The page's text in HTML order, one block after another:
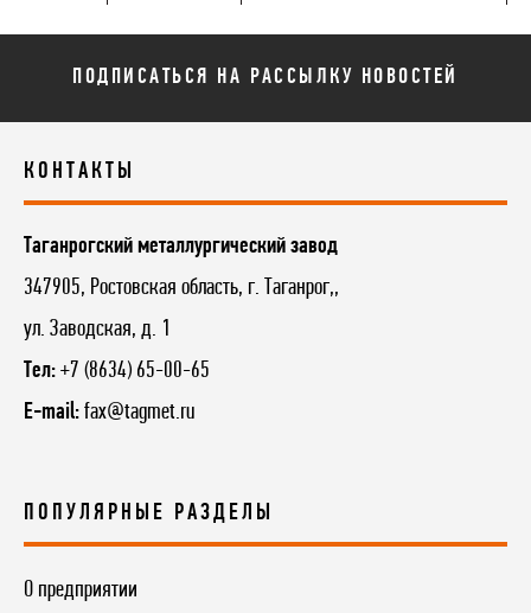
ПОДПИСАТЬСЯ НА РАССЫЛКУ НОВОСТЕЙ
КОНТАКТЫ
Таганрогский металлургический завод
347905, Ростовская область, г. Таганрог,,
ул. Заводская, д. 1
Тел: +7 (8634) 65-00-65
E-mail: fax@tagmet.ru
ПОПУЛЯРНЫЕ РАЗДЕЛЫ
О предприятии